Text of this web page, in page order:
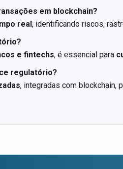
em blockchain?
real, identificando riscos,
e fintechs, é essencial para
regulatório?
, integradas com blockchain,